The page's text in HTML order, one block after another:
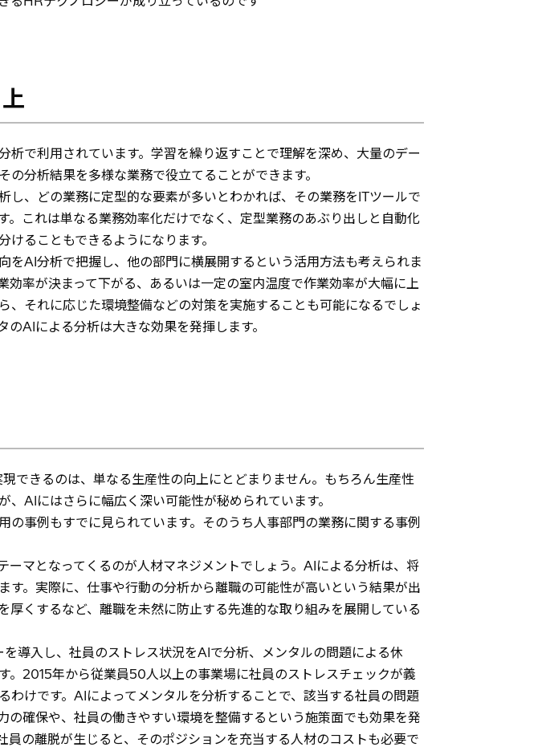
析で利用されています。学習を繰り返すことで理解を深め、大量のデー
分析結果を多様な業務で役立てることができます。
し、どの業務に定型的な要素が多いとわかれば、その業務をITツールで
。これは単なる業務効率化だけでなく、定型業務のあぶり出しと自動化
ることもできるようになります。
をAI分析で把握し、他の部門に横展開するという活用方法も考えられま
効率が決まって下がる、あるいは一定の室内温度で作業効率が大幅に上
、それに応じた環境整備などの対策を実施することも可能になるでしょ
AIによる分析は大きな効果を発揮します。
できるのは、単なる生産性の向上にとどまりません。もちろん生産性
AIにはさらに幅広く深い可能性が秘められています。
事例もすでに見られています。そのうち人事部門の業務に関する事例
ーマとなってくるのが人材マネジメントでしょう。AIによる分析は、将
す。実際に、仕事や行動の分析から離職の可能性が高いという結果が出
厚くするなど、離職を未然に防止する先進的な取り組みを展開している
導入し、社員のストレス状況をAIで分析、メンタルの問題による休
。2015年から従業員50人以上の事業場に社員のストレスチェックが義
わけです。AIによってメンタルを分析することで、該当する社員の問題
の確保や、社員の働きやすい環境を整備するという施策面でも効果を発
員の離脱が生じると、そのポジションを充当する人材のコストも必要で